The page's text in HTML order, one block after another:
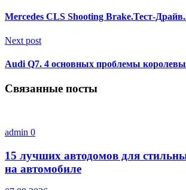
Mercedes CLS Shooting Brake.Тест-
Next post
Audi Q7. 4 основных проблемы королевы
Связанные посты
admin 0
15 лучших автодомов для
на автомобиле